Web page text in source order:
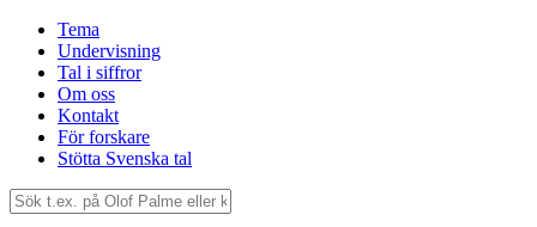
Tema
Undervisning
Tal i siffror
Om oss
Kontakt
För forskare
Stötta Svenska tal